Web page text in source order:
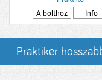
A bolthoz
Info
Praktiker